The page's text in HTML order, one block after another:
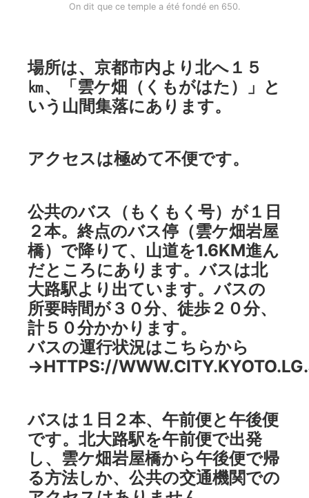
On dit que ce temple a été fondé en 650.
場所は、京都市内より北へ１５
㎞、「雲ケ畑（くもがはた）」と
いう山間集落にあります。
アクセスは極めて不便です。
公共のバス（もくもく号）が１日
２本。終点のバス停（雲ケ畑岩屋
橋）で降りて、山道を1.6KM進ん
だところにあります。バスは北
大路駅より出ています。バスの
所要時間が３０分、徒歩２０分、
計５０分かかります。
バスの運行状況はこちらから
→HTTPS://
バスは１日２本、午前便と午後便
です。北大路駅を午前便で出発
し、雲ケ畑岩屋橋から午後便で帰
る方法しか、公共の交通機関での